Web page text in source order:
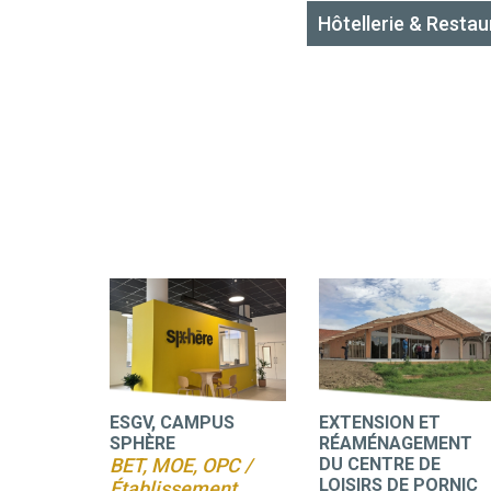
Hôtellerie &
ESGV, CAMPUS
SPHÈRE
BET, MOE, OPC /
EXTENSION ET
RÉAMÉNAGEMENT
DU CENTRE DE
LOISIRS DE PORNIC